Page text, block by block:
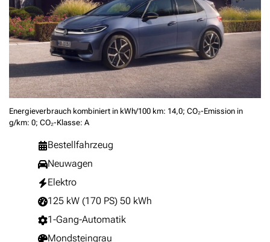
Energieverbrauch kombiniert in kWh/100 km: 14,0; CO₂-Emission in
g/km: 0; CO₂-Klasse: A
Bestellfahrzeug
Neuwagen
Elektro
125 kW (170 PS) 50 kWh
1-Gang-Automatik
Mondsteingrau